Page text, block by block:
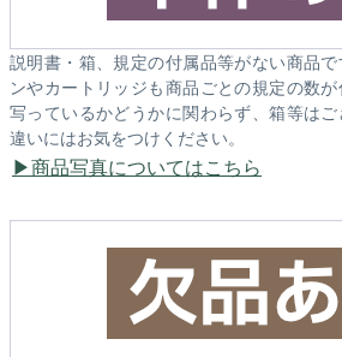
説明書・箱、規定の付属品等がない商品
ンやカートリッジも商品ごとの規定の数
写っているかどうかに関わらず、箱等は
違いにはお気をつけください。
商品写真についてはこちら